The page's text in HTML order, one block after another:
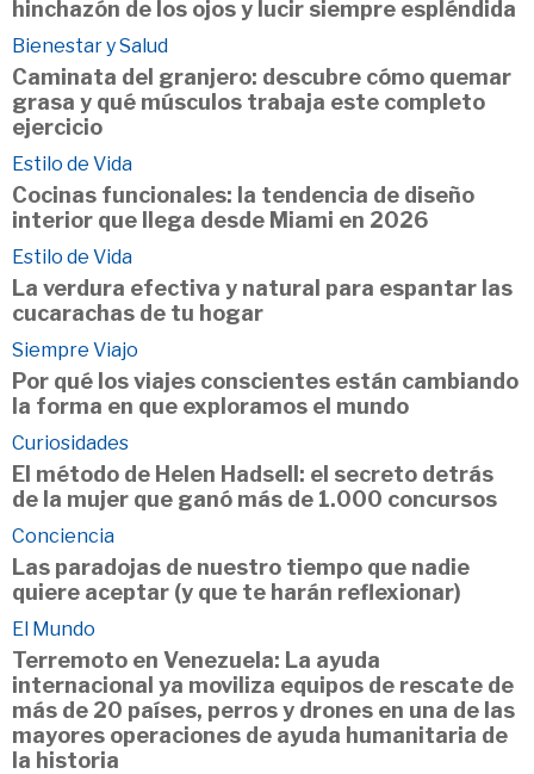
hinchazón de los ojos y lucir siempre espléndida
Bienestar y Salud
Caminata del granjero: descubre cómo quemar
grasa y qué músculos trabaja este completo
ejercicio
Estilo de Vida
Cocinas funcionales: la tendencia de diseño
interior que llega desde Miami en 2026
Estilo de Vida
La verdura efectiva y natural para espantar las
cucarachas de tu hogar
Siempre Viajo
Por qué los viajes conscientes están cambiando
la forma en que exploramos el mundo
Curiosidades
El método de Helen Hadsell: el secreto detrás
de la mujer que ganó más de 1.000 concursos
Conciencia
Las paradojas de nuestro tiempo que nadie
quiere aceptar (y que te harán reflexionar)
El Mundo
Terremoto en Venezuela: La ayuda
internacional ya moviliza equipos de rescate de
más de 20 países, perros y drones en una de las
mayores operaciones de ayuda humanitaria de
la historia